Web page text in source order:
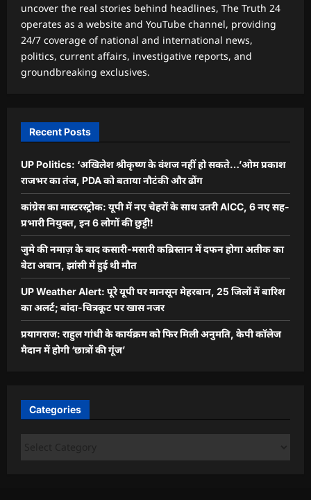
uncover the real stories behind headlines, The Truth 24
operates as a website and YouTube channel, providing
24/7 coverage of national and international news,
politics, current affairs, investigative reports, and
groundbreaking exclusives.
Recent Posts
UP Politics: ‘अखिलेश श्रीकृष्ण के वंशज नहीं हो सकते…’ओम प्रकाश
राजभर का तंज, PDA को बताया नौटंकी और ढोंग
कांग्रेस का मास्टरस्ट्रोक: यूपी में नए चेहरों के साथ उतरी AICC, 6 नए सह-
प्रभारी नियुक्त, इन 6 लोगों की छुट्टी!
जुमे की नमाज़ के बाद कसारी-मसारी कब्रिस्तान में दफन होगा अतीक का
बेटा अबान, झांसी में हुई थी मौत
UP Weather Alert: पूरे यूपी पर मानसून मेहरबान, 25 जिलों में बारिश
का अलर्ट; बांदा-चित्रकूट पर खास नजर
प्रयागराज: राहुल गांधी के कार्यक्रम को फिर मिली अनुमति, केपी कॉलेज
मैदान में होगी ‘छात्रों की गूंज’
Categories